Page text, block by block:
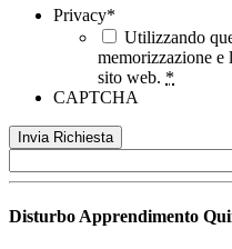
Privacy*
Utilizzando
memorizzazione e
sito web. *
CAPTCHA
Disturbo Apprendimento